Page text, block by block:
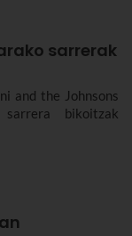
sarrerak
and the Johnsons
bikoitzak